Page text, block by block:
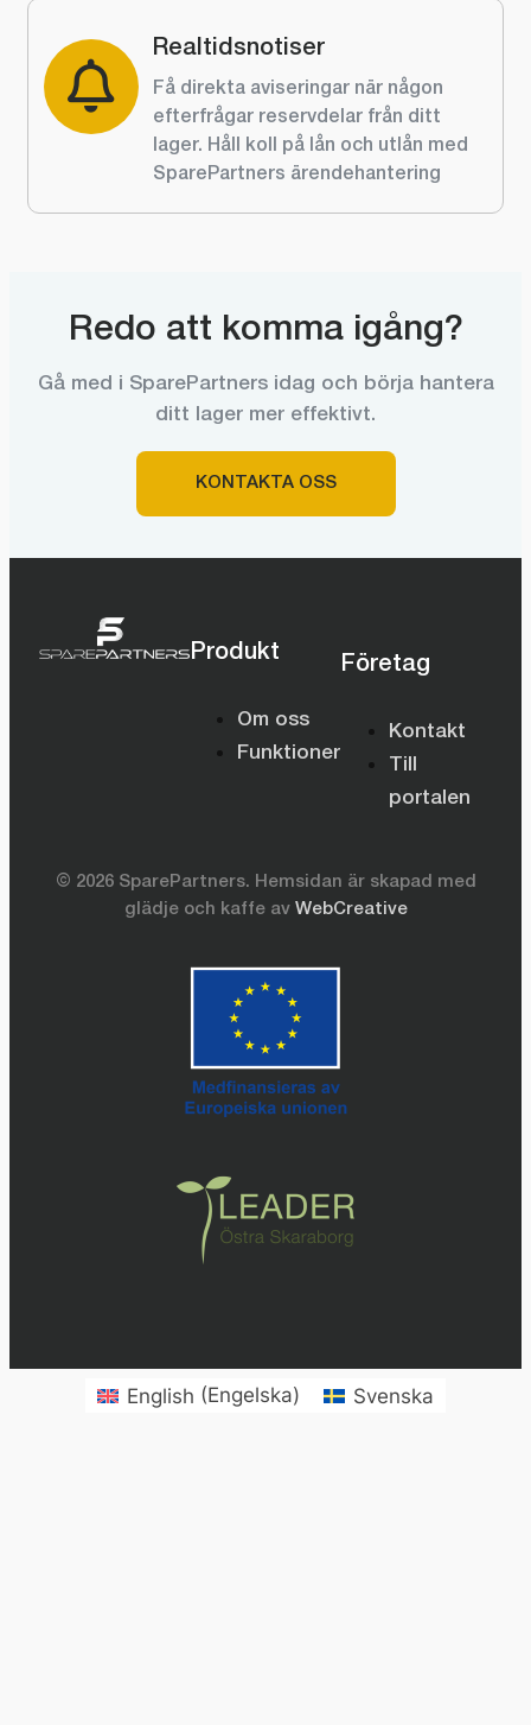
Realtidsnotiser
Få direkta aviseringar när någon
efterfrågar reservdelar från ditt
lager. Håll koll på lån och utlån med
SparePartners ärendehantering
Redo att komma igång?
Gå med i SparePartners idag och börja hantera
ditt lager mer effektivt.
KONTAKTA OSS
Produkt
Om oss
Funktioner
Företag
Kontakt
Till
portalen
© 2026SparePartners. Hemsidan är skapad med
glädje och kaffe avWebCreative
English (Engelska) Svenska